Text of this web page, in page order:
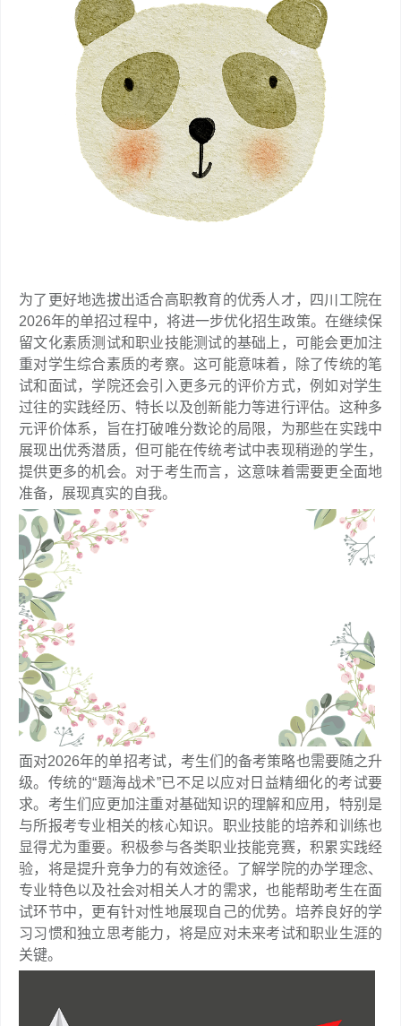
为了更好地选拔出适合高职教育的优秀人才，四川工院在
2026年的单招过程中，将进一步优化招生政策。在继续保
留文化素质测试和职业技能测试的基础上，可能会更加注
重对学生综合素质的考察。这可能意味着，除了传统的笔
试和面试，学院还会引入更多元的评价方式，例如对学生
过往的实践经历、特长以及创新能力等进行评估。这种多
元评价体系，旨在打破唯分数论的局限，为那些在实践中
展现出优秀潜质，但可能在传统考试中表现稍逊的学生，
提供更多的机会。对于考生而言，这意味着需要更全面地
准备，展现真实的自我。
面对2026年的单招考试，考生们的备考策略也需要随之升
级。传统的“题海战术”已不足以应对日益精细化的考试要
求。考生们应更加注重对基础知识的理解和应用，特别是
与所报考专业相关的核心知识。职业技能的培养和训练也
显得尤为重要。积极参与各类职业技能竞赛，积累实践经
验，将是提升竞争力的有效途径。了解学院的办学理念、
专业特色以及社会对相关人才的需求，也能帮助考生在面
试环节中，更有针对性地展现自己的优势。培养良好的学
习习惯和独立思考能力，将是应对未来考试和职业生涯的
关键。